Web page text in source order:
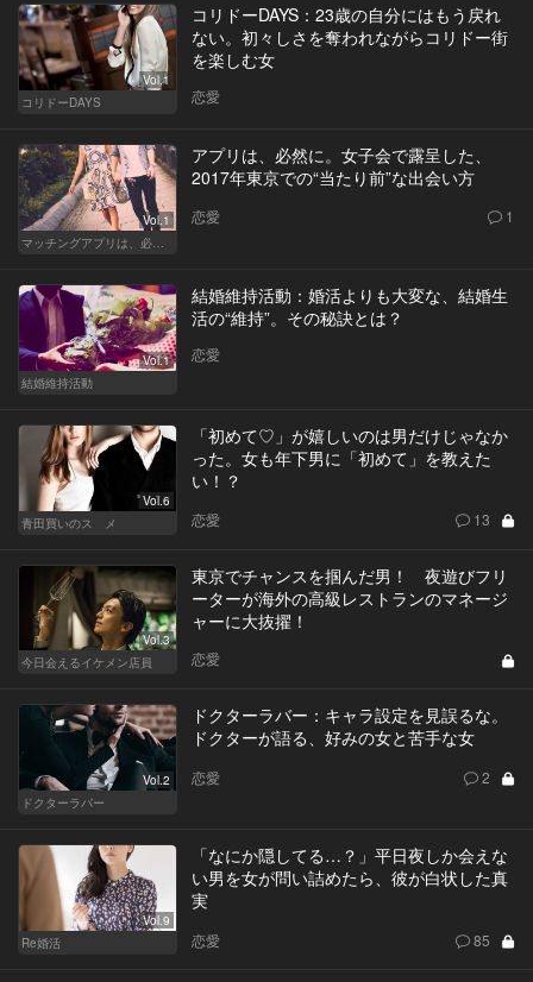
Vol.1
コリドーDAYS
コリドーDAYS：23歳の自分にはもう戻れ
ない。初々しさを奪われながらコリドー街
を楽しむ女
恋愛
Vol.1
アプリは、必然に。女子会で露呈した、
2017年東京での“当たり前”な出会い方
恋愛 1
Vol.1
結婚維持活動
結婚維持活動：婚活よりも大変な、結婚生
活の“維持”。その秘訣とは？
恋愛
Vol.6
青田買いのスゝメ
「初めて♡」が嬉しいのは男だけじゃなか
った。女も年下男に「初めて」を教えた
い！？
恋愛 13
Vol.3
今日会えるイケメン店員
東京でチャンスを掴んだ男！ 夜遊びフリ
ーターが海外の高級レストランのマネージ
ャーに大抜擢！
恋愛
Vol.2
ドクターラバー
ドクターラバー：キャラ設定を見誤るな。
ドクターが語る、好みの女と苦手な女
恋愛 2
Vol.9
Re婚活
「なにか隠してる…？」平日夜しか会えな
い男を女が問い詰めたら、彼が白状した真
実
恋愛 85